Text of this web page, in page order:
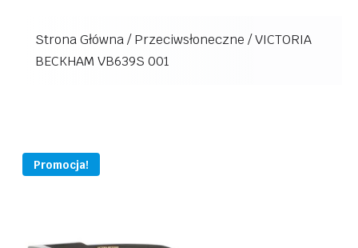
Strona Główna/Przeciwsłoneczne /VICTORIA
BECKHAM VB639S 001
Promocja!